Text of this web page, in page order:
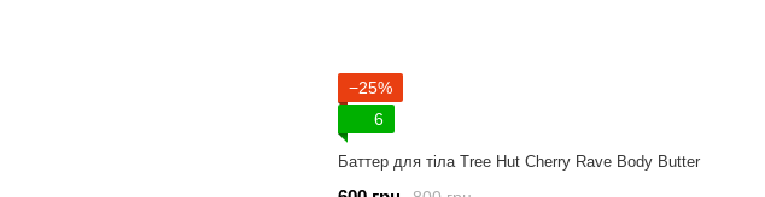
−25%
6
Баттер для тіла Tree Hut Cherry Rave Body Butter